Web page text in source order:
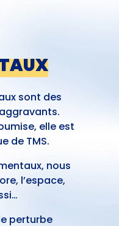
sont des
elle est
de TMS.
nous
l’espace,
perturbe